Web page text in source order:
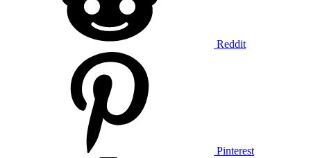
Reddit
Pinterest